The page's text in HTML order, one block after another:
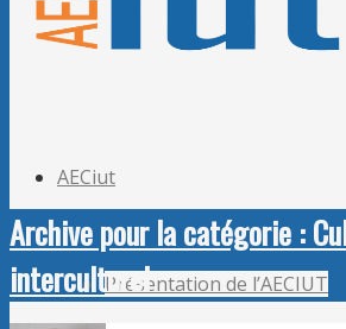
AECiut
Présentation de l’AECIUT
Archive pour la catégorie :
interculturel